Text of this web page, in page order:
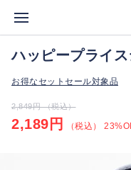
ハッピープライ
お得なセットセール対象品
2,849円 （税込）
2,189円 （税込）